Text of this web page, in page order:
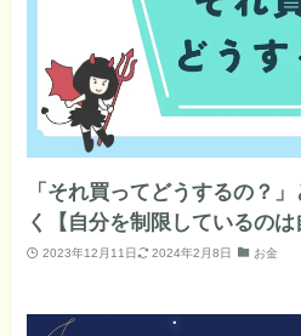
「それ買ってどうするの？
く【自分を制限しているのは
2023年12月11日 2024年2月8日 お金